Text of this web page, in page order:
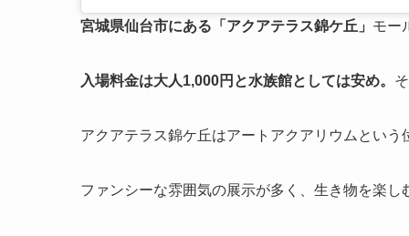
宮城県仙台市にある「アクアテラス錦ケ丘」 モー
入場料金は大人1,000円と水族館としては安め。
アクアテラス錦ケ丘はアートアクアリウムとい
ファンシーな雰囲気の展示が多く、生き物を楽